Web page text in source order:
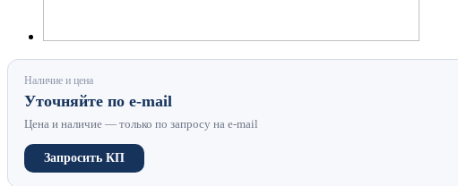
Наличие и цена
Уточняйте по e-mail
Цена и наличие — только по запросу на e-mail
Запросить КП